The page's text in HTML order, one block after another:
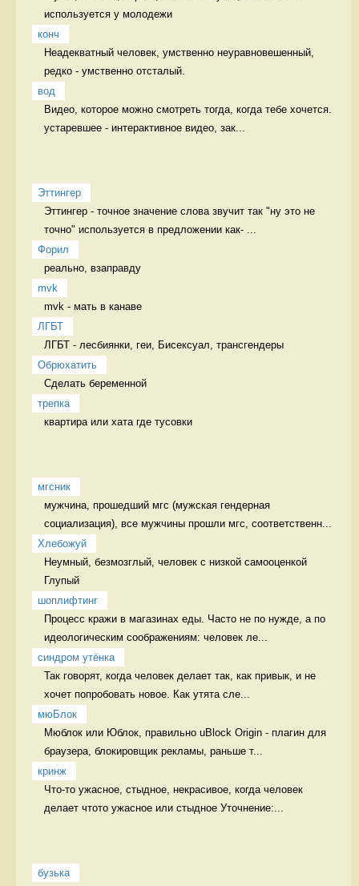
используется у молодежи
конч
Неадекватный человек, умственно неуравновешенный,
редко - умственно отсталый.
вод
Видео, которое можно смотреть тогда, когда тебе хочется.
устаревшее - интерактивное видео, зак...
Эттингер
Эттингер - точное значение слова звучит так "ну это не
точно" используется в предложении как- ...
Форил
реально, взаправду
mvk
mvk - мать в канаве
ЛГБТ
ЛГБТ - лесбиянки, геи, Бисексуал, трансгендеры
Обрюхатить
Сделать беременной
трепка
квартира или хата где тусовки
мгсник
мужчина, прошедший мгс (мужская гендерная
социализация), все мужчины прошли мгс, соответственн...
Хлебожуй
Неумный, безмозглый, человек с низкой самооценкой
Глупый
шоплифтинг
Процесс кражи в магазинах еды. Часто не по нужде, а по
идеологическим соображениям: человек ле...
синдром утёнка
Так говорят, когда человек делает так, как привык, и не
хочет попробовать новое. Как утята сле...
мюБлок
Мюблок или Юблок, правильно uBlock Origin - плагин для
браузера, блокировщик рекламы, раньше т...
кринж
Что-то ужасное, стыдное, некрасивое, когда человек
делает чтото ужасное или стыдное Уточнение:...
бузька